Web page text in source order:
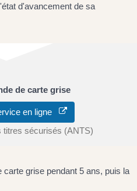
d'avancement de sa
de carte grise
en ligne
titres sécurisés (ANTS)
grise pendant 5 ans, puis la